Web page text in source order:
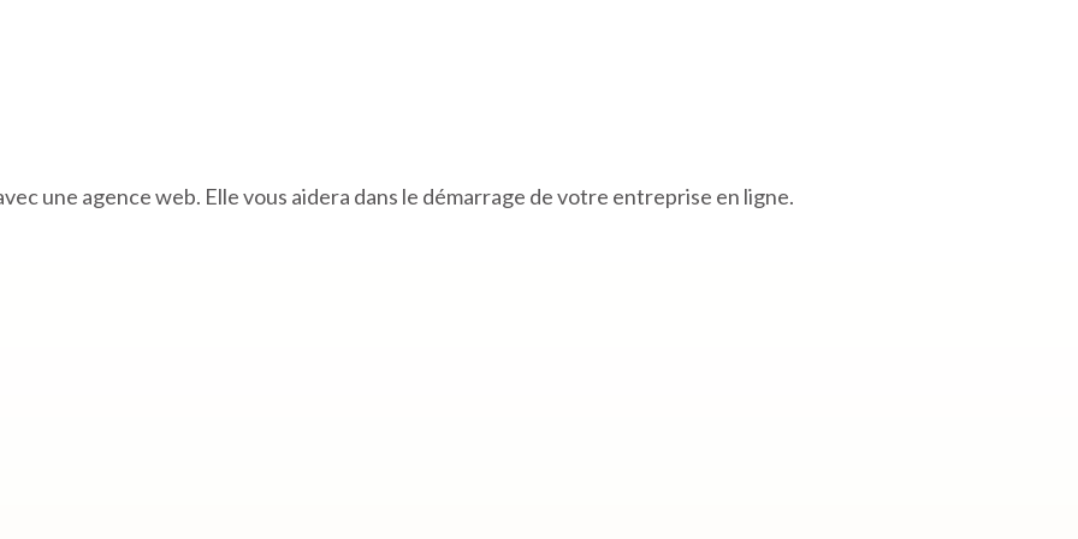
une agence web. Elle vous aidera dans le démarrage de votre entreprise en ligne.